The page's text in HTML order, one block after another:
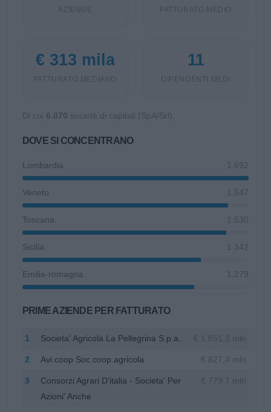
AZIENDE FATTURATO MEDIO
€ 313 mila
FATTURATO MEDIANO
11
DIPENDENTI MEDI
Di cui 6.070 società di capitali (SpA/Srl).
DOVE SI CONCENTRANO
Lombardia 1.692
Veneto 1.547
Toscana 1.530
Sicilia 1.342
Emilia-romagna 1.279
PRIME AZIENDE PER FATTURATO
1 Societa' Agricola La Pellegrina S.p.a.
2 Avi.coop Soc.coop.agricola € 827,4 mln
3
Consorzi Agrari D'italia - Societa' Per
Azioni' Anche